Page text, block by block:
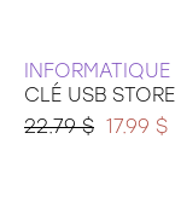
INFORMATIQUE
CLÉ USB
22.79 $ 17.99 $